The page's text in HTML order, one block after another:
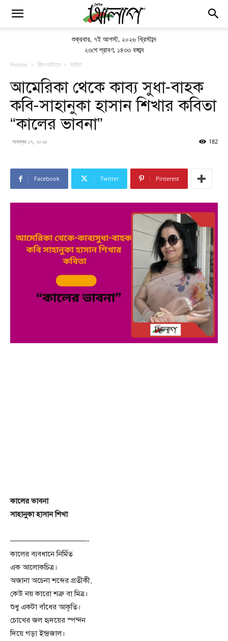
শুক্রবার, ৭ই আগস্ট, ২০২৬ খ্রিস্টাব্দ
২৩শে শ্রাবণ, ১৪৩৩ বঙ্গাব্দ
Home শিল্প-সাহিত্য কবিতা
আমেরিকা থেকে কাব্য সুধা-বাহক
কবি-সাহানুকা হাসান শিখার কবিতা
“কালের ভাবনা”
নভেম্বর ১৭, ২০২৫ 182
Facebook Twitter Pinterest
কালের ভাবনা
সাহানুকা হাসান শিখা
——————————-
কালের ব‍্যবধানে নির্মিত
এক আলোকচিত্র।
অজানা অচেনা শব্দের প্রতীকী,
কেউ নয় কারো শত্রু বা মিত্র।
শুধু একটা বাঁধের আকৃতি।
চোখের জল হৃদয়ের স্পন্দন
দিয়ে গড়া ইন্দ্রজাল।